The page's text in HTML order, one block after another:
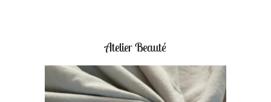
Atelier Beauté